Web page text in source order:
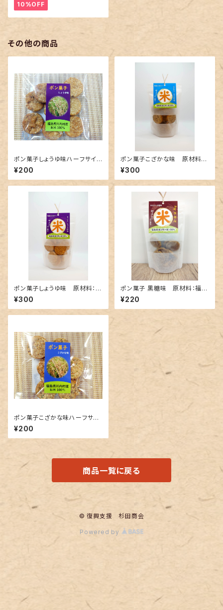
10%OFF
その他の商品
ポン菓子しょうゆ味ハーフサイズ
（30ｇ）
¥200
ポン菓子こざかな味 原材料：
福島県産
¥300
ポン菓子しょうゆ味 原材料：福
島県産
¥300
ポン菓子 黒糖味 原材料：福島
県産
¥220
ポン菓子こざかな味ハーフサイ
ズ（30g）
¥200
商品一覧に戻る
© 復興支援 杉田商会
Powered by